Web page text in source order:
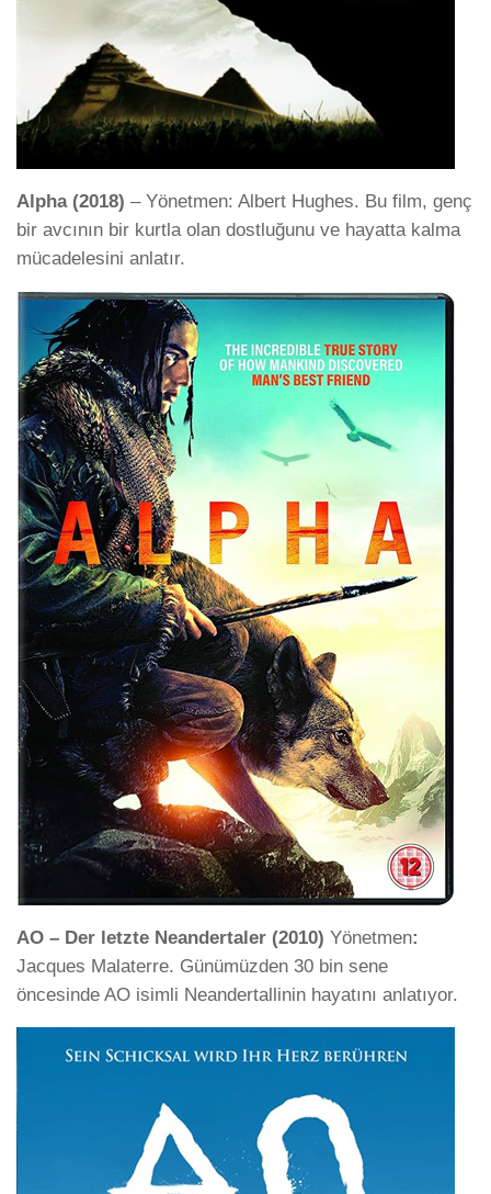
Alpha (2018) – Yönetmen: Albert Hughes. Bu film, genç
bir avcının bir kurtla olan dostluğunu ve hayatta kalma
mücadelesini anlatır.
AO – Der letzte Neandertaler (2010) Yönetmen:
Jacques Malaterre. Günümüzden 30 bin sene
öncesinde AO isimli Neandertallinin hayatını anlatıyor.